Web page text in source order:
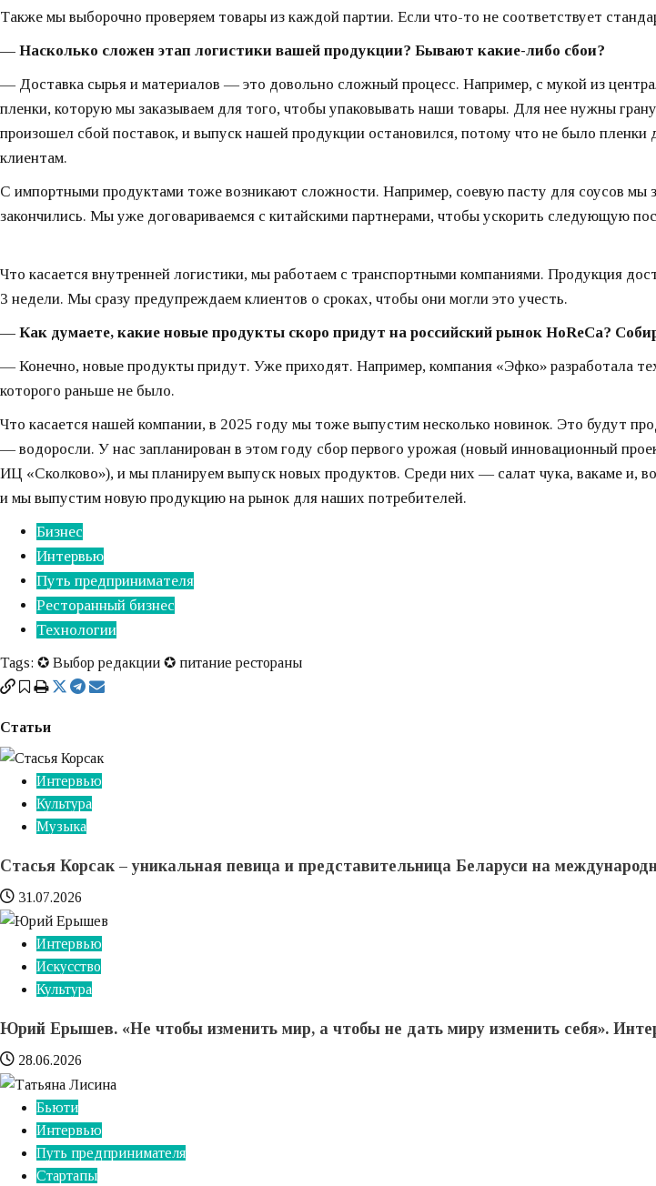
Также мы выборочно проверяем товары из каждой партии. Если что-то не соответствует
— Насколько сложен этап логистики вашей продукции? Бывают какие-либо сбои?
— Доставка сырья и материалов — это довольно сложный процесс. Например, с мукой из
пленки, которую мы заказываем для того, чтобы упаковывать наши товары. Для нее нужны
произошел сбой поставок, и выпуск нашей продукции остановился, потому что не было пленки
клиентам.
С импортными продуктами тоже возникают сложности. Например, соевую пасту для соусов мы
закончились. Мы уже договариваемся с китайскими партнерами, чтобы ускорить следующую
Что касается внутренней логистики, мы работаем с транспортными компаниями. Продукция
3 недели. Мы сразу предупреждаем клиентов о сроках, чтобы они могли это учесть.
— Как думаете, какие новые продукты скоро придут на российский рынок HoReCa?
— Конечно, новые продукты придут. Уже приходят. Например, компания «Эфко» разработала
которого раньше не было.
Что касается нашей компании, в 2025 году мы тоже выпустим несколько новинок. Это будут
— водоросли. У нас запланирован в этом году сбор первого урожая (новый инновационный
ИЦ «Сколково»), и мы планируем выпуск новых продуктов. Среди них — салат чука, вакаме и,
и мы выпустим новую продукцию на рынок для наших потребителей.
Бизнес
Интервью
Путь предпринимателя
Ресторанный бизнес
Технологии
Tags: ✪ Выбор редакции ✪ питание рестораны
Статьи
Интервью
Культура
Музыка
Стасья Корсак – уникальная певица и представительница Беларуси на
31.07.2026
Интервью
Искусство
Культура
Юрий Ерышев. «Не чтобы изменить мир, а чтобы не дать миру изменить себя».
28.06.2026
Бьюти
Интервью
Путь предпринимателя
Стартапы